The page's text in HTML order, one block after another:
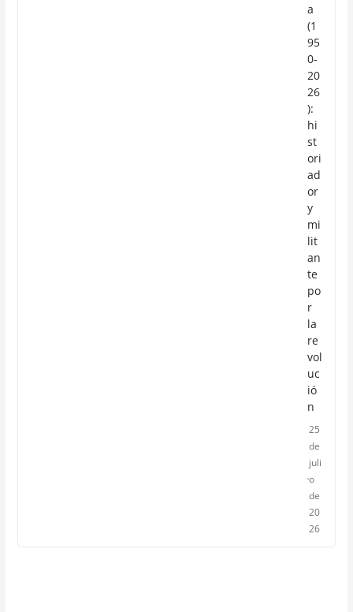
a
(1
95
0-
20
26
):
hi
st
ori
ad
or
y
mi
lit
an
te
po
r
la
re
vol
uc
ió
n
25
de
juli
o
de
20
26